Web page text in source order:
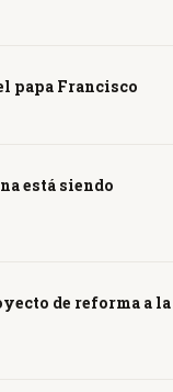
papa Francisco
está siendo
de reforma a la